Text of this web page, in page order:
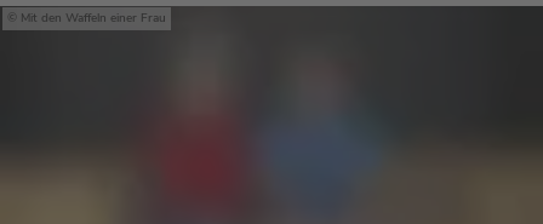
Mit den Waffeln einer Frau